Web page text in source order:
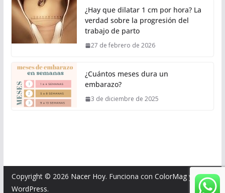
¿Hay que dilatar 1 cm por hora? La
verdad sobre la progresión del
trabajo de parto
27 de febrero de 2026
¿Cuántos meses dura un
embarazo?
3 de diciembre de 2025
Copyright © 2026 Nacer Hoy. Funciona con ColorMagy
WordPress.